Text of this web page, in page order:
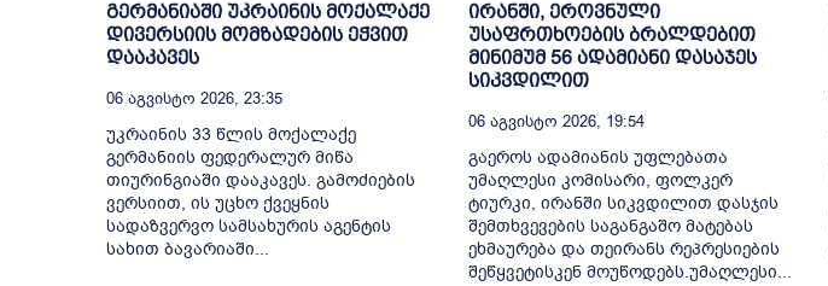
გერმანიაში უკრაინის მოქალაქე
დივერსიის მომზადების ეჭვით
დააკავეს
06 Აგვისტო 2026, 23:35
უკრაინის 33 წლის მოქალაქე
გერმანიის ფედერალურ მიწა
თიურინგიაში დააკავეს. გამოძიების
ვერსიით, ის უცხო ქვეყნის
სადაზვერვო სამსახურის აგენტის
სახით ბავარიაში...
ირანში, ეროვნული
უსაფრთხოების ბრალდებით
მინიმუმ 56 ადამიანი დასაჯეს
სიკვდილით
06 Აგვისტო 2026, 19:54
გაეროს ადამიანის უფლებათა
უმაღლესი კომისარი, ფოლკერ
ტიურკი, ირანში სიკვდილით დასჯის
შემთხვევების საგანგაშო მატებას
ეხმაურება და თეირანს რეპრესიების
შეწყვეტისკენ მოუწოდებს.უმაღლესი...